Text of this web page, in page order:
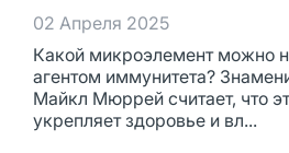
02 Апреля 2025
Какой микроэлемент можно
агентом иммунитета?
Майкл Мюррей считает, что
укрепляет здоровье и вл...